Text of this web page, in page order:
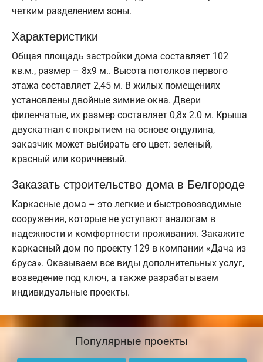
четким разделением зоны.
Характеристики
Общая площадь застройки дома составляет 102
кв.м., размер – 8х9 м.. Высота потолков первого
этажа составляет 2,45 м. В жилых помещениях
установлены двойные зимние окна. Двери
филенчатые, их размер составляет 0,8x 2.0 м. Крыша
двускатная с покрытием на основе ондулина,
заказчик может выбирать его цвет: зеленый,
красный или коричневый.
Заказать строительство дома в Белгороде
Каркасные дома – это легкие и быстровозводимые
сооружения, которые не уступают аналогам в
надежности и комфортности проживания. Закажите
каркасный дом по проекту 129 в компании «Дача из
бруса». Оказываем все виды дополнительных услуг,
возведение под ключ, а также разрабатываем
индивидуальные проекты.
Популярные проекты